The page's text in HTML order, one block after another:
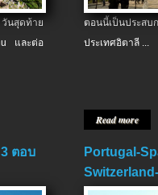
นสุดท้าย
และต่อ
ตอนนี้เป็นประส
ประเทศอิตาลี ...
Read more
ตอบ
Portugal-